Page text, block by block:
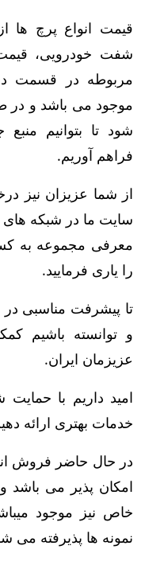
قیمت انواع پرچ ها
شفت خودرویی،
مربوطه در قسمت
موجود می باشد و در
شود تا بتوانیم
فراهم آوریم.
از شما عزیزان نیز
سایت ما در شبکه
معرفی مجموعه به
را یاری فرمایید.
تا پیشرفت مناسبی در
و توانسته باشیم
عزیزمان ایران.
امید داریم با
خدمات بهتری ارائه
در حال حاضر فروش
امکان پذیر می
خاص نیز موجود
نمونه ها پذیرفته می